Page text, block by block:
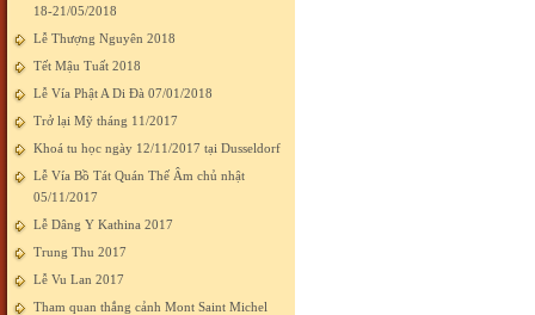
18-21/05/2018
Lễ Thượng Nguyên 2018
Tết Mậu Tuất 2018
Lễ Vía Phật A Di Đà 07/01/2018
Trở lại Mỹ tháng 11/2017
Khoá tu học ngày 12/11/2017 tại Dusseldorf
Lễ Vía Bồ Tát Quán Thế Âm chủ nhật
05/11/2017
Lễ Dâng Y Kathina 2017
Trung Thu 2017
Lễ Vu Lan 2017
Tham quan thắng cảnh Mont Saint Michel